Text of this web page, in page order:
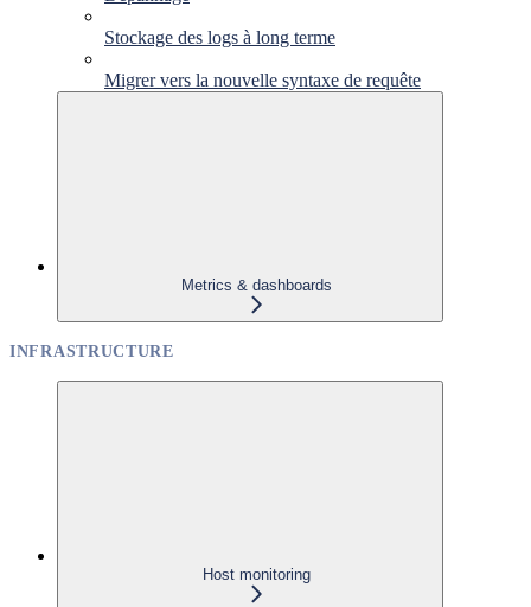
Stockage des logs à long terme
Migrer vers la nouvelle syntaxe de requête
Metrics & dashboards
INFRASTRUCTURE
Host monitoring